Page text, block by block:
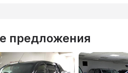
предложения